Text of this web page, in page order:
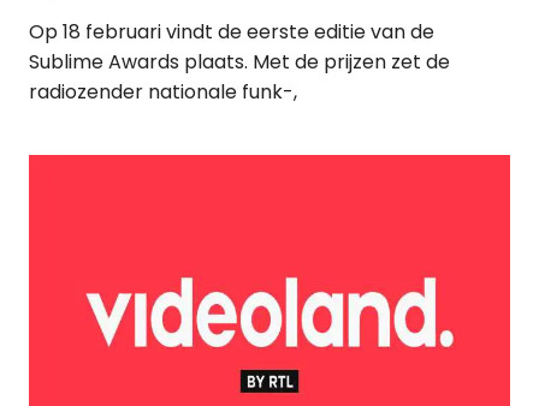
Op 18 februari vindt de eerste editie van de
Sublime Awards plaats. Met de prijzen zet de
radiozender nationale funk-,